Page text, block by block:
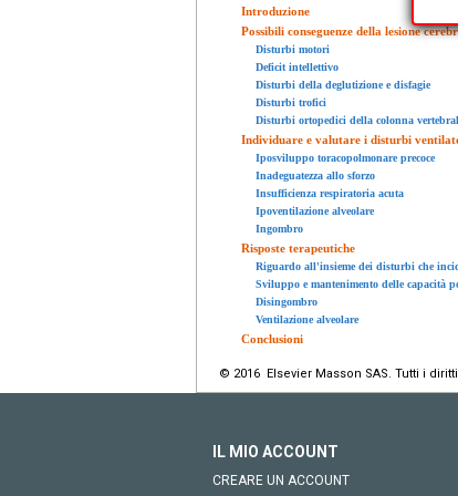
Introduzione
Possibili conseguenze della lesione
Disturbi motori
Deficit intellettivo
Disturbi della deglutizione e disfagie
Disturbi trofici
Disturbi ortopedici della colonna
Individuare e valutare i disturbi
Iposviluppo toracopolmonare precoce
Inadeguatezza allo sforzo
Insufficienza respiratoria acuta
Ipoventilazione alveolare
Ingombro
Risposte terapeutiche
Riguardo all'insieme dei disturbi che
Sviluppo e mantenimento delle capacità
Disingombro
Ventilazione alveolare
Conclusioni
© 2016 Elsevier Masson SAS. Tutti i
IL MIO ACCOUNT
CREARE UN ACCOUNT